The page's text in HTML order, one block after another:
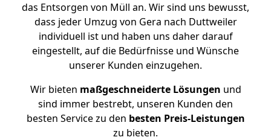
das Entsorgen von Müll an. Wir sind uns bewusst,
dass jeder Umzug von Gera nach Duttweiler
individuell ist und haben uns daher darauf
eingestellt, auf die Bedürfnisse und Wünsche
unserer Kunden einzugehen.
Wir bieten maßgeschneiderte Lösungen und
sind immer bestrebt, unseren Kunden den
besten Service zu den besten Preis-Leistungen
zu bieten.